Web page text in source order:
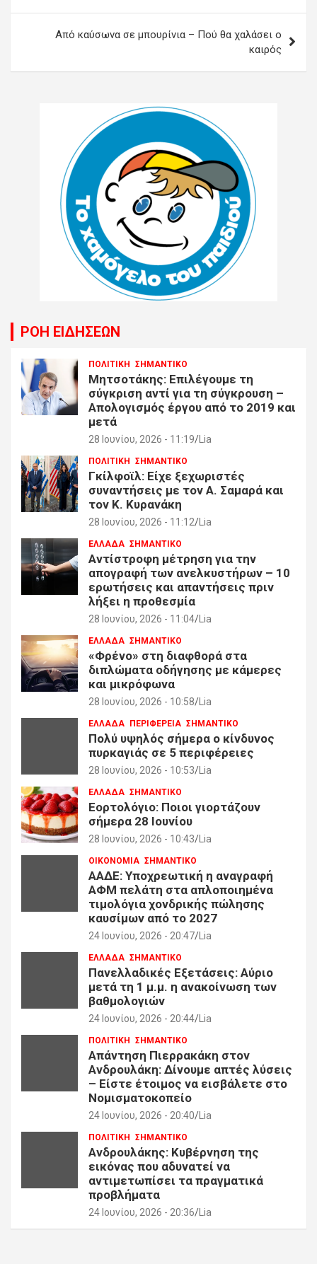
Από καύσωνα σε μπουρίνια – Πού θα χαλάσει ο
καιρός
ΡΟΗ ΕΙΔΗΣΕΩΝ
ΠΟΛΙΤΙΚΗ ΣΗΜΑΝΤΙΚΟ
Μητσοτάκης: Επιλέγουμε τη
σύγκριση αντί για τη σύγκρουση –
Απολογισμός έργου από το 2019 και
μετά
28 Ιουνίου, 2026 - 11:19 Lia
ΠΟΛΙΤΙΚΗ ΣΗΜΑΝΤΙΚΟ
Γκίλφοϊλ: Είχε ξεχωριστές
συναντήσεις με τον Α. Σαμαρά και
τον Κ. Κυρανάκη
28 Ιουνίου, 2026 - 11:12 Lia
ΕΛΛΑΔΑ ΣΗΜΑΝΤΙΚΟ
Αντίστροφη μέτρηση για την
απογραφή των ανελκυστήρων – 10
ερωτήσεις και απαντήσεις πριν
λήξει η προθεσμία
28 Ιουνίου, 2026 - 11:04 Lia
ΕΛΛΑΔΑ ΣΗΜΑΝΤΙΚΟ
«Φρένο» στη διαφθορά στα
διπλώματα οδήγησης με κάμερες
και μικρόφωνα
28 Ιουνίου, 2026 - 10:58 Lia
ΕΛΛΑΔΑ ΠΕΡΙΦΕΡΕΙΑ ΣΗΜΑΝΤΙΚΟ
Πολύ υψηλός σήμερα ο κίνδυνος
πυρκαγιάς σε 5 περιφέρειες
28 Ιουνίου, 2026 - 10:53 Lia
ΕΛΛΑΔΑ ΣΗΜΑΝΤΙΚΟ
Εορτολόγιο: Ποιοι γιορτάζουν
σήμερα 28 Ιουνίου
28 Ιουνίου, 2026 - 10:43 Lia
ΟΙΚΟΝΟΜΙΑ ΣΗΜΑΝΤΙΚΟ
ΑΑΔΕ: Υποχρεωτική η αναγραφή
ΑΦΜ πελάτη στα απλοποιημένα
τιμολόγια χονδρικής πώλησης
καυσίμων από το 2027
24 Ιουνίου, 2026 - 20:47 Lia
ΕΛΛΑΔΑ ΣΗΜΑΝΤΙΚΟ
Πανελλαδικές Εξετάσεις: Αύριο
μετά τη 1 μ.μ. η ανακοίνωση των
βαθμολογιών
24 Ιουνίου, 2026 - 20:44 Lia
ΠΟΛΙΤΙΚΗ ΣΗΜΑΝΤΙΚΟ
Απάντηση Πιερρακάκη στον
Ανδρουλάκη: Δίνουμε απτές λύσεις
– Είστε έτοιμος να εισβάλετε στο
Νομισματοκοπείο
24 Ιουνίου, 2026 - 20:40 Lia
ΠΟΛΙΤΙΚΗ ΣΗΜΑΝΤΙΚΟ
Ανδρουλάκης: Κυβέρνηση της
εικόνας που αδυνατεί να
αντιμετωπίσει τα πραγματικά
προβλήματα
24 Ιουνίου, 2026 - 20:36 Lia